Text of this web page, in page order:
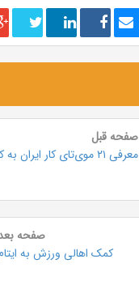
صفحه قبل
معرفی ۲۱ موی‌تای کار ایران به کمیته برگزاری...
صفحه بعد
کمک اهالی ورزش به ایتام